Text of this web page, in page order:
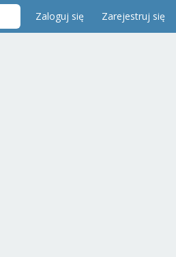
Zaloguj się Zarejestruj się